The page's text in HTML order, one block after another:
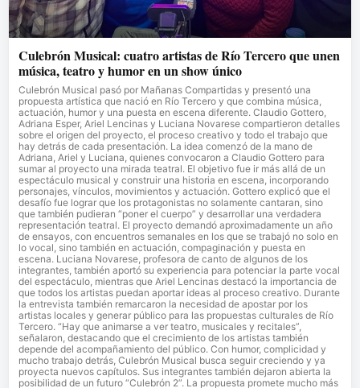
Culebrón Musical: cuatro artistas de Río Tercero que unen
música, teatro y humor en un show único
Culebrón Musical pasó por Mañanas Compartidas y presentó una
propuesta artística que nació en Río Tercero y que combina música,
actuación, humor y una puesta en escena diferente. Claudio Gottero,
Adriana Esper, Ariel Lencinas y Luciana Novarese compartieron detalles
sobre el origen del proyecto, el proceso creativo y todo el trabajo que
hay detrás de cada presentación. La idea comenzó de la mano de
Adriana, Ariel y Luciana, quienes convocaron a Claudio Gottero para
sumar al proyecto una mirada teatral. El objetivo fue ir más allá de un
espectáculo musical y construir una historia en escena, incorporando
personajes, vínculos, movimientos y actuación. Gottero explicó que el
desafío fue lograr que los protagonistas no solamente cantaran, sino
que también pudieran “poner el cuerpo” y desarrollar una verdadera
representación teatral. El proyecto demandó aproximadamente un año
de ensayos, con encuentros semanales en los que se trabajó no solo en
lo vocal, sino también en actuación, compaginación y puesta en
escena. Luciana Novarese, profesora de canto de algunos de los
integrantes, también aportó su experiencia para potenciar la parte vocal
del espectáculo, mientras que Ariel Lencinas destacó la importancia de
que todos los artistas puedan aportar ideas al proceso creativo. Durante
la entrevista también remarcaron la necesidad de apostar por los
artistas locales y generar público para las propuestas culturales de Río
Tercero. “Hay que animarse a ver teatro, musicales y recitales”,
señalaron, destacando que el crecimiento de los artistas también
depende del acompañamiento del público. Con humor, complicidad y
mucho trabajo detrás, Culebrón Musical busca seguir creciendo y ya
proyecta nuevos capítulos. Sus integrantes también dejaron abierta la
posibilidad de un futuro “Culebrón 2”. La propuesta promete mucho más